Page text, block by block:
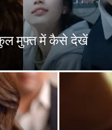
मुफ्त में कैसे देखें